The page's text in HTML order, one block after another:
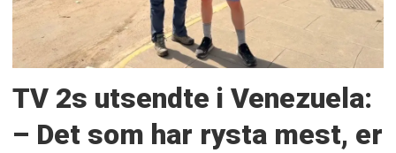
TV 2s utsendte i Venezuela:
– Det som har rysta mest, er